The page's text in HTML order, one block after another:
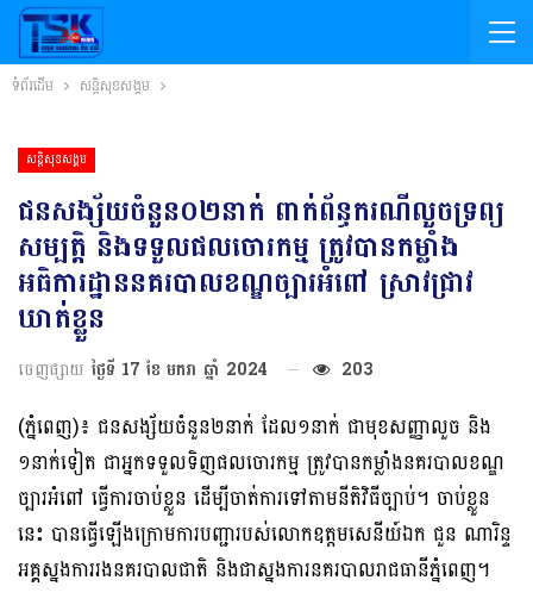
ទំព័រដើម សន្តិសុខសង្គម
សន្តិសុខសង្គម
ជនសង្ស័យចំនួន០២នាក់ ពាក់ព័ន្ធករណីលួចទ្រព្យ
សម្បត្តិ និងទទួលផលចោរកម្ម ត្រូវបានកម្លាំង
អធិការដ្ឋាននគរបាលខណ្ឌច្បារអំពៅ ស្រាវជ្រាវ
ឃាត់ខ្លួន
ចេញផ្សាយ ថ្ងៃទី 17 ខែ មករា ឆ្នាំ 2024 203
(ភ្នំពេញ)៖ ជនសង្ស័យចំនួន២នាក់ ដែល១នាក់ ជាមុខសញ្ញាលួច និង
១នាក់ទៀត ជាអ្នកទទួលទិញផលចោរកម្ម ត្រូវបានកម្លាំងនគរបាលខណ្ឌ
ច្បារអំពៅ ធ្វើការចាប់ខ្លួន ដើម្បីចាត់ការទៅតាមនីតិវិធីច្បាប់។ ចាប់ខ្លួន
នេះ បានធ្វើឡើងក្រោមការបញ្ជារបស់លោកឧត្តមសេនីយ៍ឯក ជួន ណារិន្ទ
អគ្គស្នងការរងនគរបាលជាតិ និងជាស្នងការនគរបាលរាជធានីភ្នំពេញ។